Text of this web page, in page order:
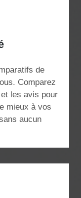
de
Comparez
les avis pour
mieux à vos
aucun